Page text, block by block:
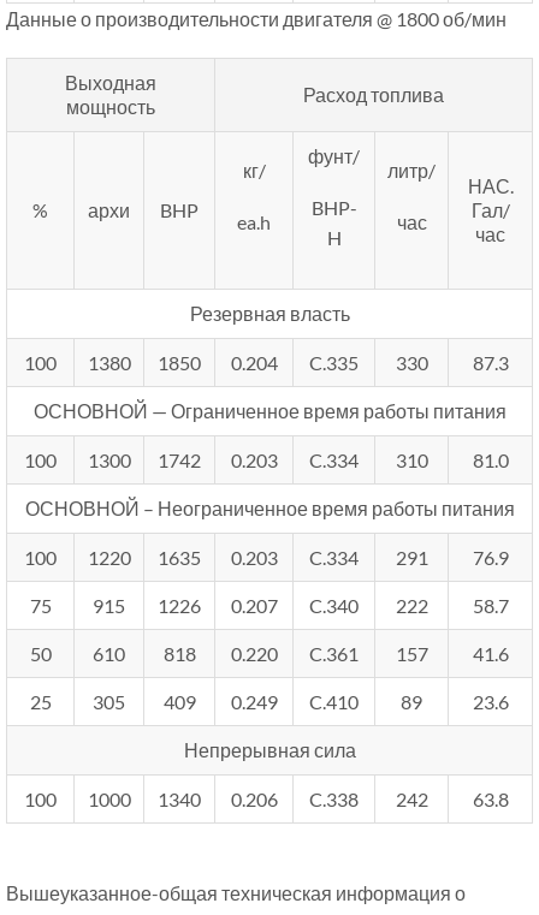
Данные о производительности двигателя @ 1800 об/мин
Выходная
мощность
Расход топлива
% архи BHP
кг/
ea.h
фунт/
BHP-
H
литр/
час
НАС.
Гал/
час
Резервная власть
100 1380 1850 0.204 C.335 330 87.3
ОСНОВНОЙ — Ограниченное время работы питания
100 1300 1742 0.203 C.334 310 81.0
ОСНОВНОЙ – Неограниченное время работы питания
100 1220 1635 0.203 C.334 291 76.9
75 915 1226 0.207 C.340 222 58.7
50 610 818 0.220 C.361 157 41.6
25 305 409 0.249 C.410 89 23.6
Непрерывная сила
100 1000 1340 0.206 C.338 242 63.8
Вышеуказанное-общая техническая информация о